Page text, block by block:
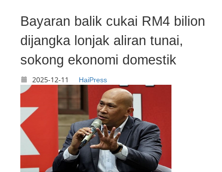
Satu daerah, satu Tabika Tunas
Istimewa menjelang 2027 – TPM
Zahid
08-06
Bayaran balik cukai RM4 bilion
dijangka lonjak aliran tunai,
sokong ekonomi domestik
2025-12-11 HaiPress